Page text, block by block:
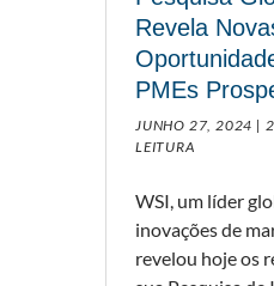
Revela
PMEs
JUNHO 27, 2024 |
LEITURA
WSI, um líder
inovações de
revelou hoje os